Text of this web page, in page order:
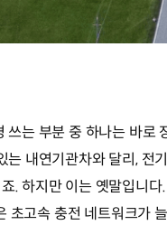
는 부분 중 하나는 바로
내연기관차와 달리, 전
. 하지만 이는 옛말입니다
초고속 충전 네트워크가